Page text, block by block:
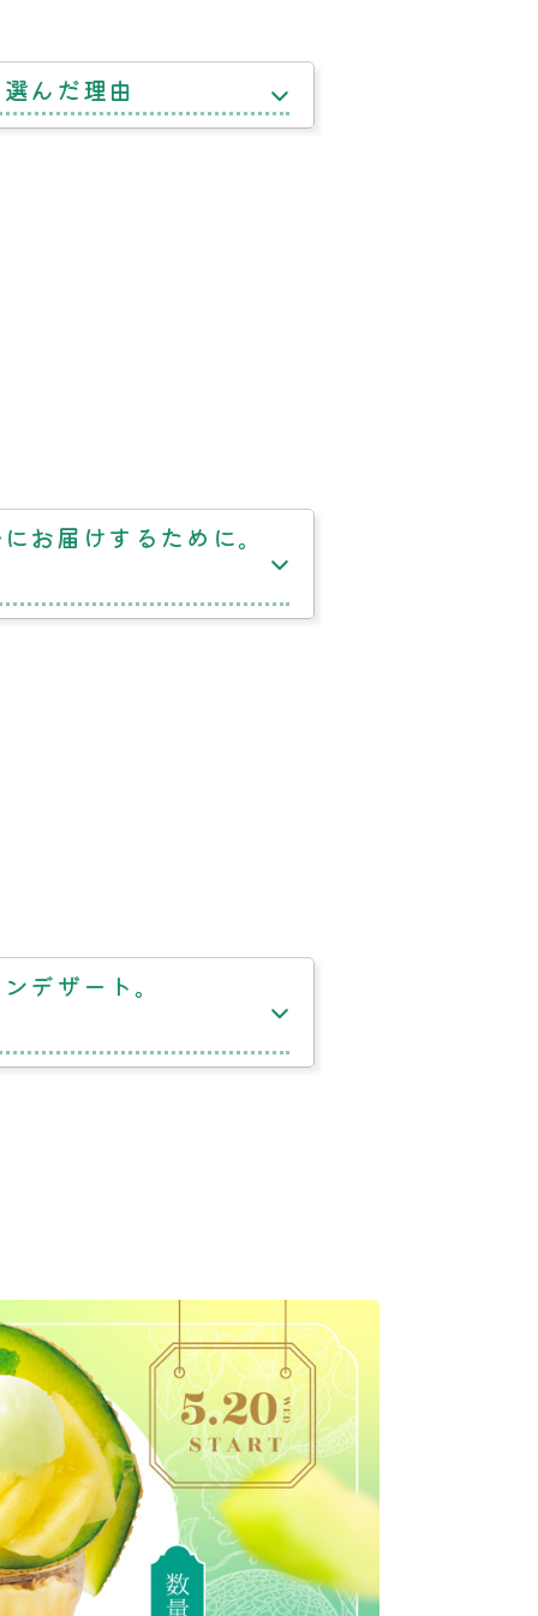
んだ理由
お届けするために。
デザート。